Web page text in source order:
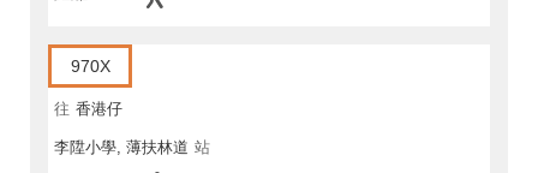
970X
往 香港仔
李陞小學, 薄扶林道 站